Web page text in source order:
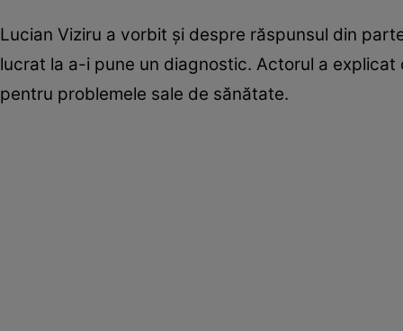
Lucian Viziru a vorbit și despre răspunsul din
lucrat la a-i pune un diagnostic. Actorul a
pentru problemele sale de sănătate.